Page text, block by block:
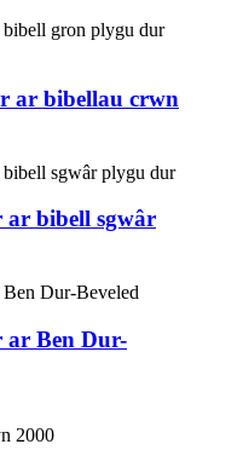
ar bibellau crwn
ar bibell sgwâr
ar Ben Dur-
2000